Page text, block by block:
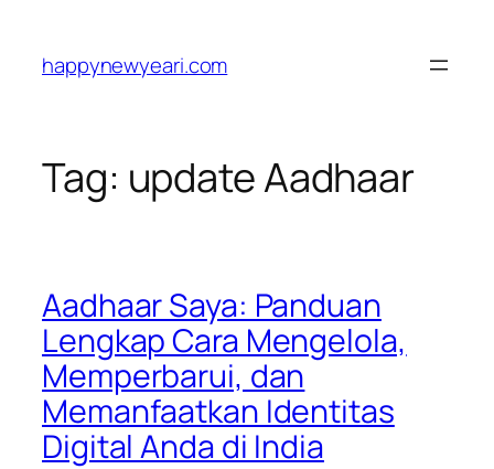
content
happynewyeari.com
Tag: update Aadhaar
Aadhaar Saya: Panduan
Lengkap Cara Mengelola,
Memperbarui, dan
Memanfaatkan Identitas
Digital Anda di India